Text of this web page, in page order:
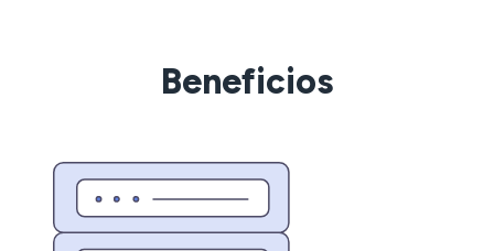
Beneficios